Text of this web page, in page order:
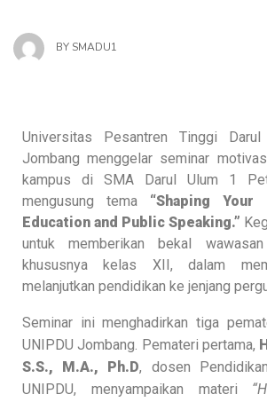
BY SMADU1
Universitas Pesantren Tinggi Darul
Jombang menggelar seminar
kampus di SMA Darul Ulum 1
mengusung tema “Shaping
Education and Public Speaking.”
untuk memberikan bekal
khususnya kelas XII, dalam
melanjutkan pendidikan ke jenjang
Seminar ini menghadirkan tiga
UNIPDU Jombang. Pemateri pertama,
S.S., M.A., Ph.D, dosen
UNIPDU, menyampaikan materi